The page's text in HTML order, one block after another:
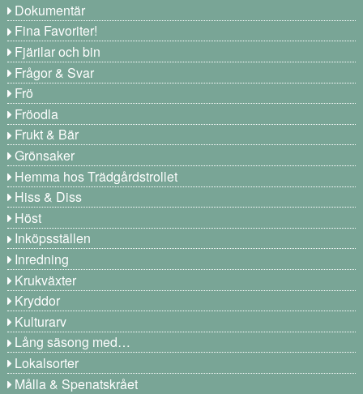
Dokumentär
Fina Favoriter!
Fjärilar och bin
Frågor & Svar
Frö
Fröodla
Frukt & Bär
Grönsaker
Hemma hos Trädgårdstrollet
Hiss & Diss
Höst
Inköpsställen
Inredning
Krukväxter
Kryddor
Kulturarv
Lång säsong med…
Lokalsorter
Målla & Spenatskrået